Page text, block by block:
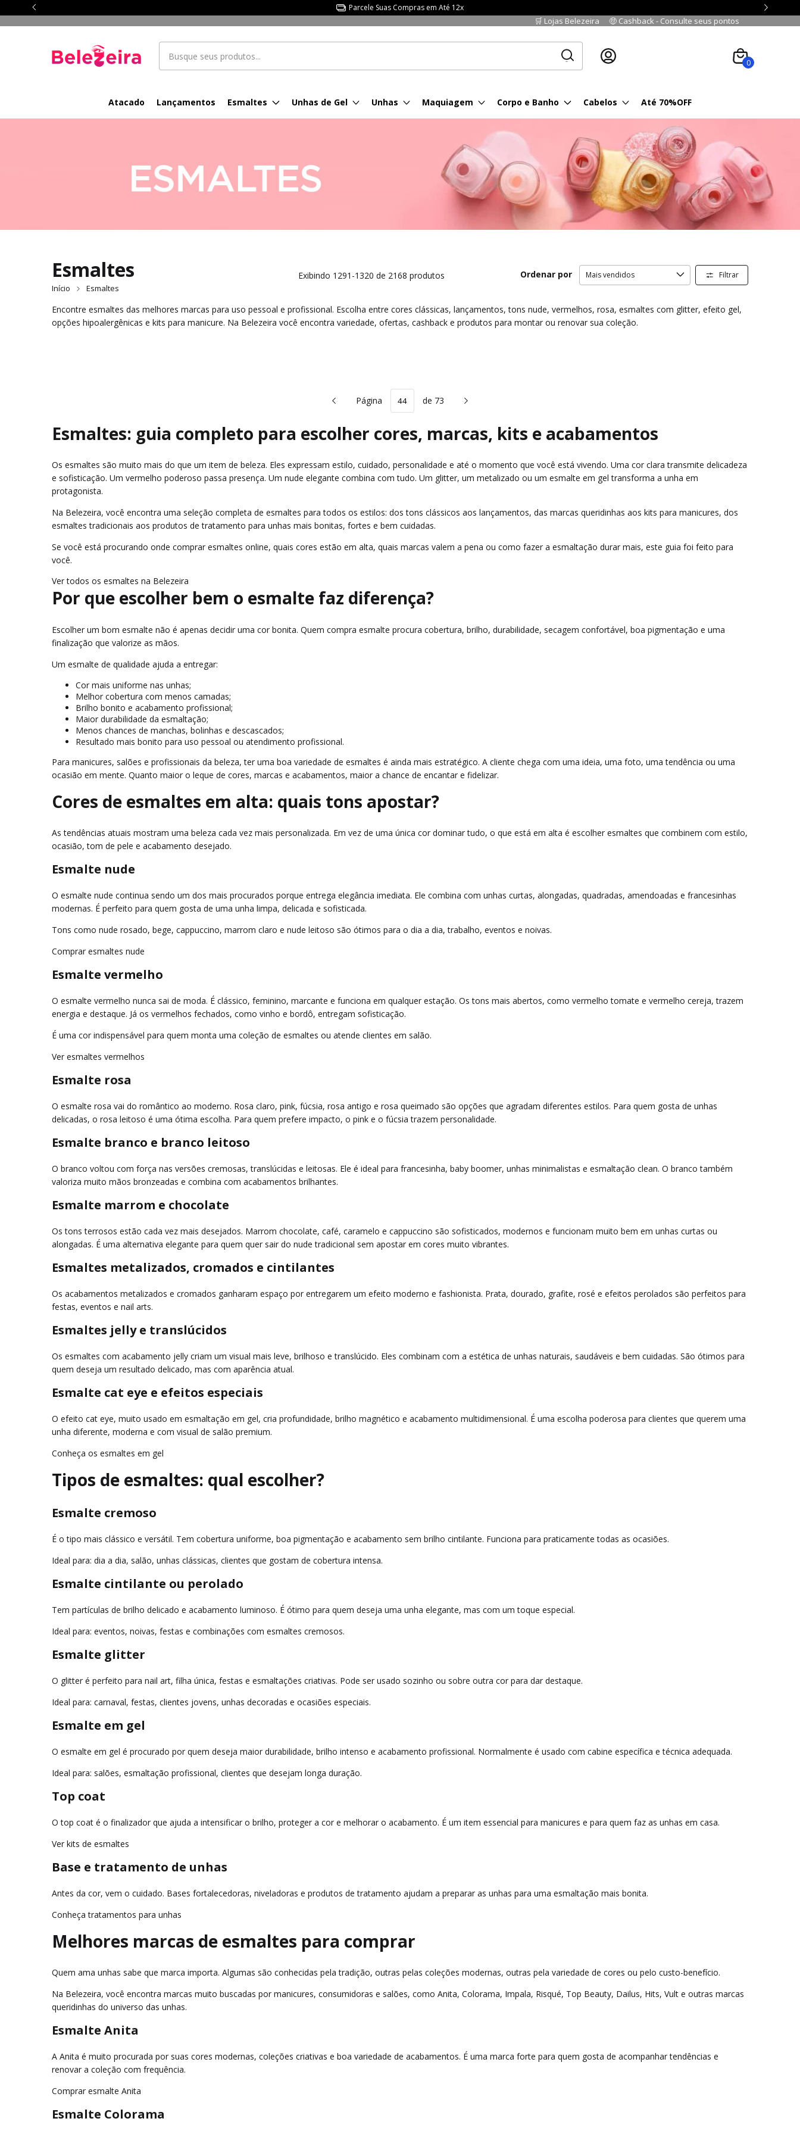
Parcele Suas Compras em Até 12x
🛒 Lojas Belezeira 🤑 Cashback - Consulte seus pontos
0
Atacado Lançamentos Esmaltes Unhas de Gel Unhas Maquiagem Corpo e Banho Cabelos Até 70%OFF
Esmaltes
Início Esmaltes
Exibindo 1291-1320 de 2168 produtos Ordenar por Filtrar
Encontre esmaltes das melhores marcas para uso pessoal e profissional. Escolha entre cores clássicas, lançamentos, tons nude, vermelhos, rosa, esmaltes com glitter, efeito gel,
opções hipoalergênicas e kits para manicure. Na Belezeira você encontra variedade, ofertas, cashback e produtos para montar ou renovar sua coleção.
Página de 73
Esmaltes: guia completo para escolher cores, marcas, kits e acabamentos
Os esmaltes são muito mais do que um item de beleza. Eles expressam estilo, cuidado, personalidade e até o momento que você está vivendo. Uma cor clara transmite delicadeza
e sofisticação. Um vermelho poderoso passa presença. Um nude elegante combina com tudo. Um glitter, um metalizado ou um esmalte em gel transforma a unha em
protagonista.
Na Belezeira, você encontra uma seleção completa de esmaltes para todos os estilos: dos tons clássicos aos lançamentos, das marcas queridinhas aos kits para manicures, dos
esmaltes tradicionais aos produtos de tratamento para unhas mais bonitas, fortes e bem cuidadas.
Se você está procurando onde comprar esmaltes online, quais cores estão em alta, quais marcas valem a pena ou como fazer a esmaltação durar mais, este guia foi feito para
você.
Ver todos os esmaltes na Belezeira
Por que escolher bem o esmalte faz diferença?
Escolher um bom esmalte não é apenas decidir uma cor bonita. Quem compra esmalte procura cobertura, brilho, durabilidade, secagem confortável, boa pigmentação e uma
finalização que valorize as mãos.
Um esmalte de qualidade ajuda a entregar:
Cor mais uniforme nas unhas;
Melhor cobertura com menos camadas;
Brilho bonito e acabamento profissional;
Maior durabilidade da esmaltação;
Menos chances de manchas, bolinhas e descascados;
Resultado mais bonito para uso pessoal ou atendimento profissional.
Para manicures, salões e profissionais da beleza, ter uma boa variedade de esmaltes é ainda mais estratégico. A cliente chega com uma ideia, uma foto, uma tendência ou uma
ocasião em mente. Quanto maior o leque de cores, marcas e acabamentos, maior a chance de encantar e fidelizar.
Cores de esmaltes em alta: quais tons apostar?
As tendências atuais mostram uma beleza cada vez mais personalizada. Em vez de uma única cor dominar tudo, o que está em alta é escolher esmaltes que combinem com estilo,
ocasião, tom de pele e acabamento desejado.
Esmalte nude
O esmalte nude continua sendo um dos mais procurados porque entrega elegância imediata. Ele combina com unhas curtas, alongadas, quadradas, amendoadas e francesinhas
modernas. É perfeito para quem gosta de uma unha limpa, delicada e sofisticada.
Tons como nude rosado, bege, cappuccino, marrom claro e nude leitoso são ótimos para o dia a dia, trabalho, eventos e noivas.
Comprar esmaltes nude
Esmalte vermelho
O esmalte vermelho nunca sai de moda. É clássico, feminino, marcante e funciona em qualquer estação. Os tons mais abertos, como vermelho tomate e vermelho cereja, trazem
energia e destaque. Já os vermelhos fechados, como vinho e bordô, entregam sofisticação.
É uma cor indispensável para quem monta uma coleção de esmaltes ou atende clientes em salão.
Ver esmaltes vermelhos
Esmalte rosa
O esmalte rosa vai do romântico ao moderno. Rosa claro, pink, fúcsia, rosa antigo e rosa queimado são opções que agradam diferentes estilos. Para quem gosta de unhas
delicadas, o rosa leitoso é uma ótima escolha. Para quem prefere impacto, o pink e o fúcsia trazem personalidade.
Esmalte branco e branco leitoso
O branco voltou com força nas versões cremosas, translúcidas e leitosas. Ele é ideal para francesinha, baby boomer, unhas minimalistas e esmaltação clean. O branco também
valoriza muito mãos bronzeadas e combina com acabamentos brilhantes.
Esmalte marrom e chocolate
Os tons terrosos estão cada vez mais desejados. Marrom chocolate, café, caramelo e cappuccino são sofisticados, modernos e funcionam muito bem em unhas curtas ou
alongadas. É uma alternativa elegante para quem quer sair do nude tradicional sem apostar em cores muito vibrantes.
Esmaltes metalizados, cromados e cintilantes
Os acabamentos metalizados e cromados ganharam espaço por entregarem um efeito moderno e fashionista. Prata, dourado, grafite, rosé e efeitos perolados são perfeitos para
festas, eventos e nail arts.
Esmaltes jelly e translúcidos
Os esmaltes com acabamento jelly criam um visual mais leve, brilhoso e translúcido. Eles combinam com a estética de unhas naturais, saudáveis e bem cuidadas. São ótimos para
quem deseja um resultado delicado, mas com aparência atual.
Esmalte cat eye e efeitos especiais
O efeito cat eye, muito usado em esmaltação em gel, cria profundidade, brilho magnético e acabamento multidimensional. É uma escolha poderosa para clientes que querem uma
unha diferente, moderna e com visual de salão premium.
Conheça os esmaltes em gel
Tipos de esmaltes: qual escolher?
Esmalte cremoso
É o tipo mais clássico e versátil. Tem cobertura uniforme, boa pigmentação e acabamento sem brilho cintilante. Funciona para praticamente todas as ocasiões.
Ideal para: dia a dia, salão, unhas clássicas, clientes que gostam de cobertura intensa.
Esmalte cintilante ou perolado
Tem partículas de brilho delicado e acabamento luminoso. É ótimo para quem deseja uma unha elegante, mas com um toque especial.
Ideal para: eventos, noivas, festas e combinações com esmaltes cremosos.
Esmalte glitter
O glitter é perfeito para nail art, filha única, festas e esmaltações criativas. Pode ser usado sozinho ou sobre outra cor para dar destaque.
Ideal para: carnaval, festas, clientes jovens, unhas decoradas e ocasiões especiais.
Esmalte em gel
O esmalte em gel é procurado por quem deseja maior durabilidade, brilho intenso e acabamento profissional. Normalmente é usado com cabine específica e técnica adequada.
Ideal para: salões, esmaltação profissional, clientes que desejam longa duração.
Top coat
O top coat é o finalizador que ajuda a intensificar o brilho, proteger a cor e melhorar o acabamento. É um item essencial para manicures e para quem faz as unhas em casa.
Ver kits de esmaltes
Base e tratamento de unhas
Antes da cor, vem o cuidado. Bases fortalecedoras, niveladoras e produtos de tratamento ajudam a preparar as unhas para uma esmaltação mais bonita.
Conheça tratamentos para unhas
Melhores marcas de esmaltes para comprar
Quem ama unhas sabe que marca importa. Algumas são conhecidas pela tradição, outras pelas coleções modernas, outras pela variedade de cores ou pelo custo-benefício.
Na Belezeira, você encontra marcas muito buscadas por manicures, consumidoras e salões, como Anita, Colorama, Impala, Risqué, Top Beauty, Dailus, Hits, Vult e outras marcas
queridinhas do universo das unhas.
Esmalte Anita
A Anita é muito procurada por suas cores modernas, coleções criativas e boa variedade de acabamentos. É uma marca forte para quem gosta de acompanhar tendências e
renovar a coleção com frequência.
Comprar esmalte Anita
Esmalte Colorama